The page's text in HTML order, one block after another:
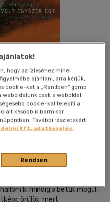
ki mindig a betűk mögül.
örülök, mert
hogy az ízléséhez minél
ajánlani, arra kérjük,
cookie-kat a „Rendben” gomb
weboldalunk csak a weboldal
cookie-kat telepíti a
később is bármikor
További részletekért
Kft. adatkezelési
Rendben